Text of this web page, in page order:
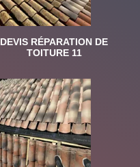
DEVIS RÉPARATION DE
TOITURE 11